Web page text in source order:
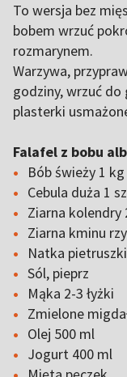
To wersja bez
bobem wrzuć
rozmarynem.
Warzywa,
godziny, wrzuć do
plasterki
Falafel z bobu
Bób świeży 1 kg
Cebula duża 1
Ziarna kolendry
Ziarna kminu
Natka pietruszki
Sól, pieprz
Mąka 2-3 łyżki
Zmielone
Olej 500 ml
Jogurt 400 ml